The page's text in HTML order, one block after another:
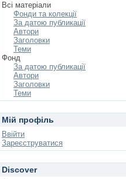
Всі матеріали
Фонди та колекції
За датою публикації
Автори
Заголовки
Теми
Фонд
За датою публикації
Автори
Заголовки
Теми
Мій профіль
Ввійти
Зареєструватися
Discover